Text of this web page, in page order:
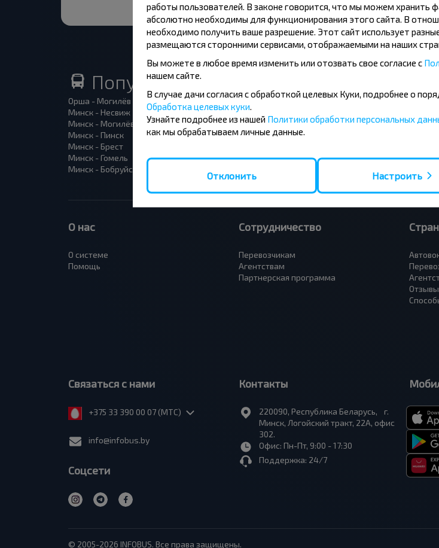
Популярные автобусные направления
Орша - Могилёв
Минск - Несвиж
Минск - Могилёв
Минск - Пинск
Минск - Брест
Минск - Гомель
Минск - Бобруйск
Минск - Барановичи
Гомель - Минск
Брест - Тересполь
Брест - Беловежская Пуща
Варшава - Минск
Минск
О нас
О системе
Помощь
Сотрудничество
Перевозчикам
Агентствам
Партнерская программа
Связаться с нами
+375 33 390 00 07 (МТС)
info@infobus.by
Соцсети
Контакты
220090, Республика Беларусь, г.
Минск, Логойский тракт, 22А, офис
302.
Офис: Пн-Пт, 9:00 - 17:30
Поддержка: 24/7
© 2005-2026 INFOBUS. Все права защищены.
работы пользователей. В законе говорится, что мы можем хранить
абсолютно необходимы для функционирования этого сайта. В
необходимо получить ваше разрешение. Этот сайт использует
размещаются сторонними сервисами, отображаемыми на наших
Вы можете в любое время изменить или отозвать свое согласие с
нашем сайте.
В случае дачи согласия с обработкой целевых Куки, подробнее о
Обработка целевых куки
Узнайте подробнее из нашей Политики обработки персональных
как мы обрабатываем личные данные.
Отклонить Настроить